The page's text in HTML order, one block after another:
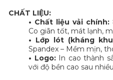
CHẤT LIỆU:
• Chất liệu vải chính:
Co giãn tốt, mát lạnh,
• Lớp lót (kháng
Spandex – Mềm mịn,
• Logo:In cao thành
với độ bền cao sau